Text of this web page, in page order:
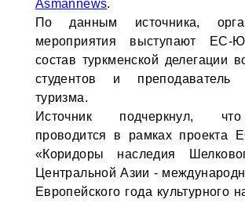
Asmannews.
По данным источника,
мероприятия выступают
состав туркменской делегации
студентов и преподаватель
туризма.
Источник подчеркнул,
проводится в рамках
«Коридоры наследия
Центральной Азии -
Европейского года культурного